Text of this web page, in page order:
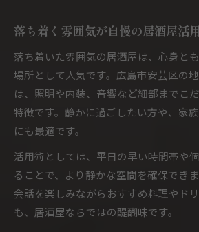
落ち着く雰囲気が自慢の居酒屋活
落ち着いた雰囲気の居酒屋は、心身と
場所として人気です。広島市安芸区の
は、照明や内装、音響など細部までこ
特徴です。静かに過ごしたい方や、家
にも最適です。
活用術としては、平日の早い時間帯や
ることで、より静かな空間を確保でき
会話を楽しみながらおすすめ料理やド
も、居酒屋ならではの醍醐味です。